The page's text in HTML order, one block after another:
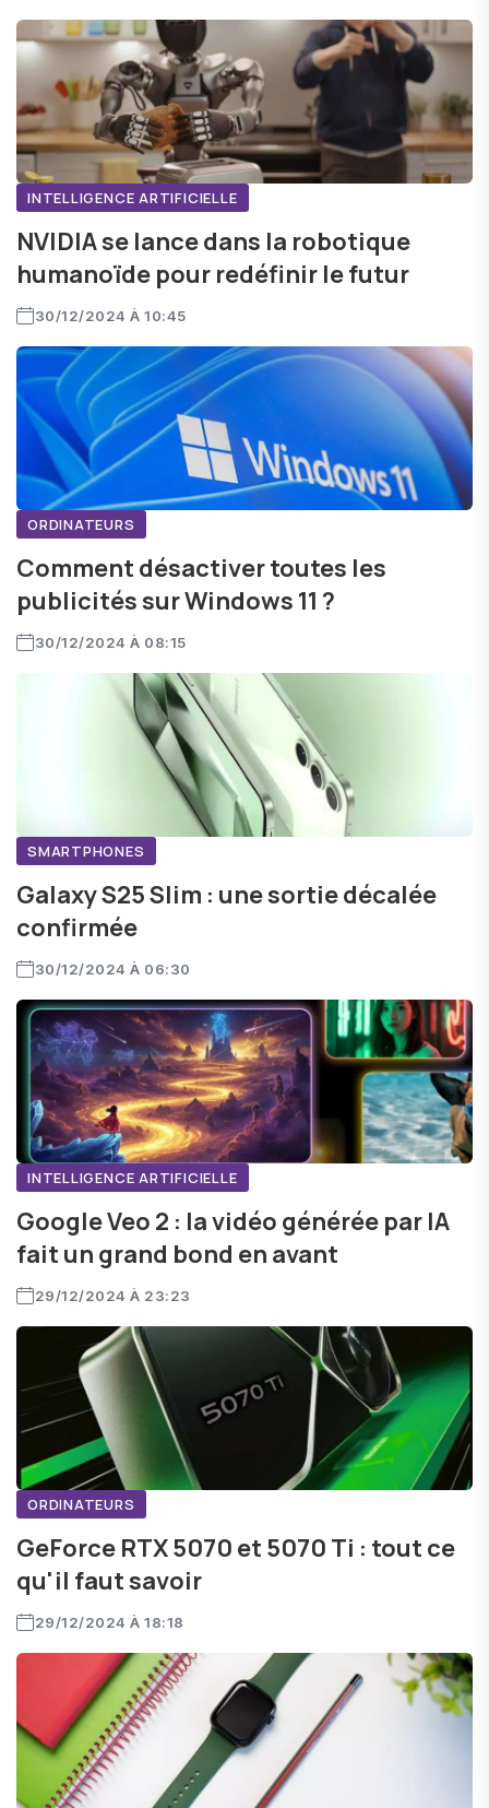
INTELLIGENCE ARTIFICIELLE
NVIDIA se lance dans la robotique
humanoïde pour redéfinir le futur
30/12/2024 À 10:45
ORDINATEURS
Comment désactiver toutes les
publicités sur Windows 11 ?
30/12/2024 À 08:15
SMARTPHONES
Galaxy S25 Slim : une sortie décalée
confirmée
30/12/2024 À 06:30
INTELLIGENCE ARTIFICIELLE
Google Veo 2 : la vidéo générée par IA
fait un grand bond en avant
29/12/2024 À 23:23
ORDINATEURS
GeForce RTX 5070 et 5070 Ti : tout ce
qu'il faut savoir
29/12/2024 À 18:18